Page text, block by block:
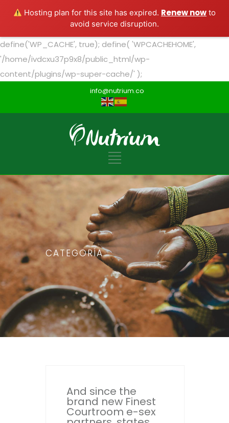
Hosting plan for this site has expired. Renew now to
avoid service disruption.
define('WP_CACHE', true); define( 'WPCACHEHOME',
'/home/ivdcxu37p9x8/public_html/wp-
content/plugins/wp-super-cache/' );
info@nutrium.co
CATEGORÍA
And since the
brand new Finest
Courtroom e-sex